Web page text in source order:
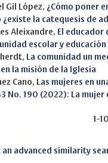
Gil López, ¿Cómo poner
¿existe la catequesis de
Aleixandre, El educador
escolar y educación
La comunidad un
la misión de la Iglesia
Cano, Las mujeres en
No. 190 (2022): La
1-
advanced similarity